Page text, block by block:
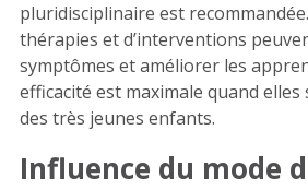
pluridisciplinaire est
thérapies et d’interventions
symptômes et améliorer les
efficacité est maximale quand elles
des très jeunes enfants.
Influence du mode